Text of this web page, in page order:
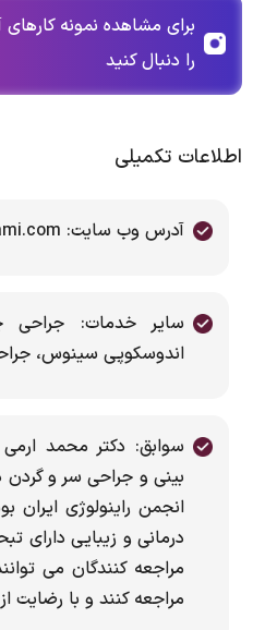
برای مشاهده نمونه کارهای
را دنبال کنید
اطلاعات تکمیلی
آدرس وب سایت: www.drerami.com
سایر خدمات: ‌جراحی
اندوسکوپی سینوس،
سوابق: دکتر محمد
بینی و جراحی سر و
انجمن راینولوژی ایران
درمانی و زیبایی دارای
مراجعه کنندگان می
مراجعه کنند و با